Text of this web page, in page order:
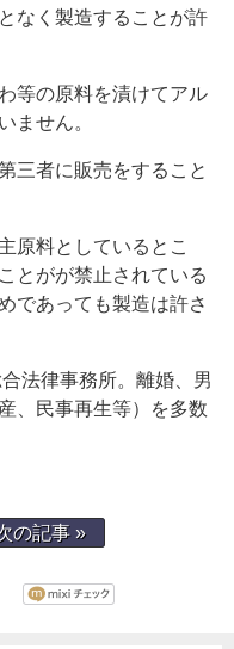
なく製造することが許
等の原料を漬けてアル
ません。
三者に販売をすること
原料としているとこ
とがが禁止されている
であっても製造は許さ
合法律事務所。離婚、男
、民事再生等）を多数
の記事 »